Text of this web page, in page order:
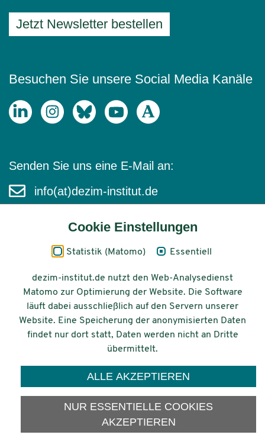
Jetzt Newsletter bestellen
Besuchen Sie unsere Social Media Kanäle
Senden Sie uns eine E-Mail an:
info(at)dezim-institut.de
Impressum
Datenschutz
© 2026 Deutsches Zentrum für
und Migrationsforschung DeZIM e.V.
Cookie Einstellungen
Statistik (Matomo) Essentiell
dezim-institut.de nutzt den Web-Analysedienst
Matomo zur Optimierung der Website. Die Software
läuft dabei ausschließlich auf den Servern unserer
Website. Eine Speicherung der anonymisierten Daten
findet nur dort statt, Daten werden nicht an Dritte
übermittelt.
ALLE AKZEPTIEREN
NUR ESSENTIELLE COOKIES
AKZEPTIEREN